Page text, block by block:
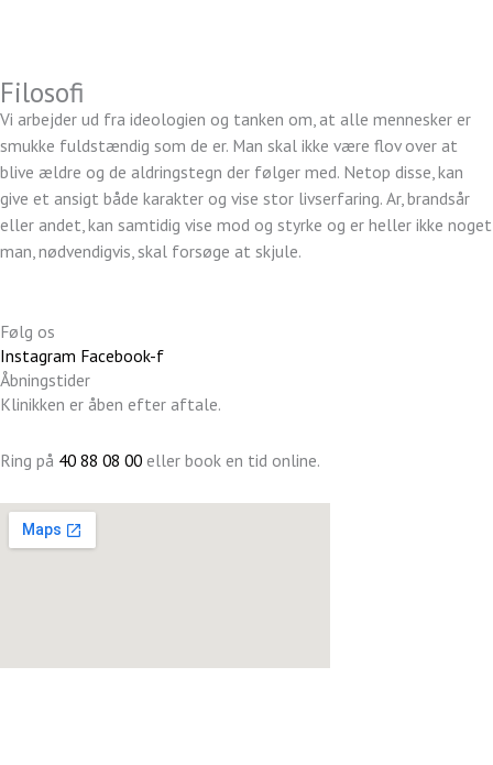
Filosofi
Vi arbejder ud fra ideologien og tanken om, at alle mennesker er
smukke fuldstændig som de er. Man skal ikke være flov over at
blive ældre og de aldringstegn der følger med. Netop disse, kan
give et ansigt både karakter og vise stor livserfaring. Ar, brandsår
eller andet, kan samtidig vise mod og styrke og er heller ikke noget
man, nødvendigvis, skal forsøge at skjule.
Følg os
Instagram Facebook-f
Åbningstider
Klinikken er åben efter aftale.
Ring på 40 88 08 00 eller book en tid online.